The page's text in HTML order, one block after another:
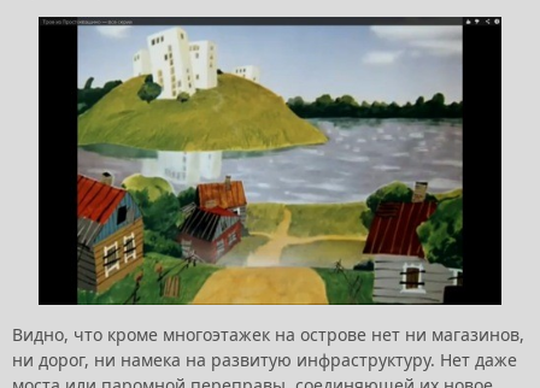
Видно, что кроме многоэтажек на острове нет ни магазинов,
ни дорог, ни намека на развитую инфраструктуру. Нет даже